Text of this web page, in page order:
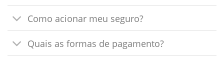
Como acionar meu seguro?
Quais as formas de pagamento?